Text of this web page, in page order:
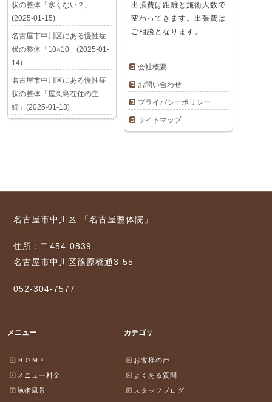
出張費は距離と施術人数で
変わってきます。出張費は
ご相談となります。
会社概要
お問い合わせ
プライバシーポリシー
サイトマップ
状の整体「寒くない？」
(2025-01-15)
名古屋市中川区にある慢性症
状の整体「10×10」(2025-01-
14)
名古屋市中川区にある慢性症
状の整体「屋久島在住の主
婦」(2025-01-13)
名古屋市中川区 「名古屋整体院」
住所：〒454-0839
名古屋市中川区篠原橋通3-55
052-304-7577
メニュー
ＨＯＭＥ
メニュー料金
施術風景
カテゴリ
お客様の声
よくある質問
スタッフブログ